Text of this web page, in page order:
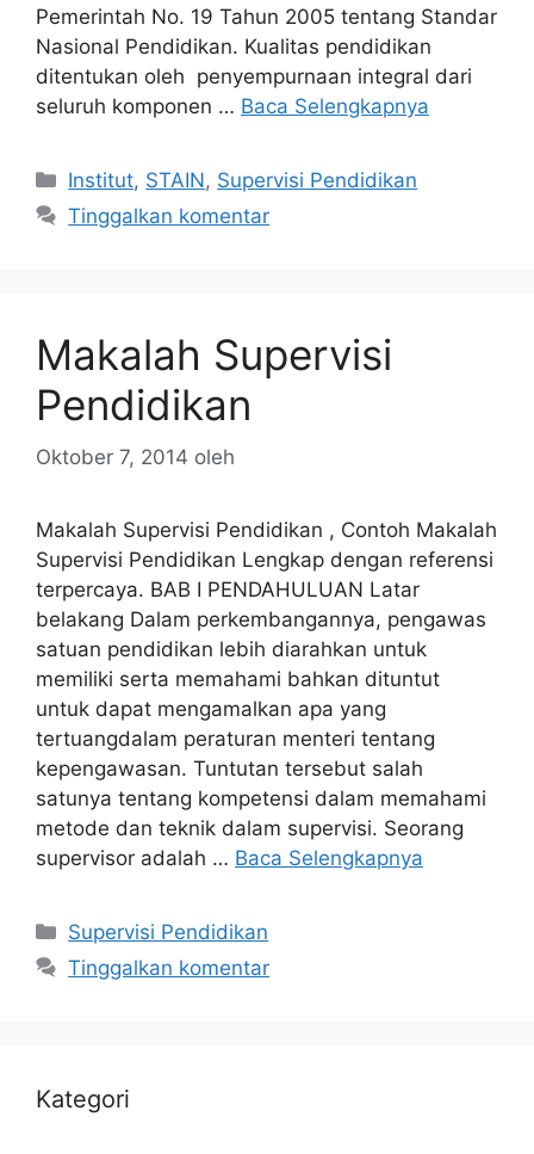
Pemerintah No. 19 Tahun 2005 tentang Standar
Nasional Pendidikan. Kualitas pendidikan
ditentukan oleh penyempurnaan integral dari
seluruh komponen … Baca Selengkapnya
Kategori
Institut, STAIN, Supervisi Pendidikan
Tinggalkan komentar
Makalah Supervisi
Pendidikan
Oktober 7, 2014 oleh
Makalah Supervisi Pendidikan , Contoh Makalah
Supervisi Pendidikan Lengkap dengan referensi
terpercaya. BAB I PENDAHULUAN Latar
belakang Dalam perkembangannya, pengawas
satuan pendidikan lebih diarahkan untuk
memiliki serta memahami bahkan dituntut
untuk dapat mengamalkan apa yang
tertuangdalam peraturan menteri tentang
kepengawasan. Tuntutan tersebut salah
satunya tentang kompetensi dalam memahami
metode dan teknik dalam supervisi. Seorang
supervisor adalah … Baca Selengkapnya
Kategori
Supervisi Pendidikan
Tinggalkan komentar
Kategori